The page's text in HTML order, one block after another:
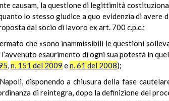
causam, la questione di legittimità
lo stesso giudice a quo evidenzia di avere
dal socio di lavoro ex art. 700 c.p.c.;
che «sono inammissibili le questioni
esaurimento di ogni sua potestà in
,n. 151 del 2009 en. 61 del 2008);
disponendo a chiusura della fase
di reintegra, dopo la definizione del